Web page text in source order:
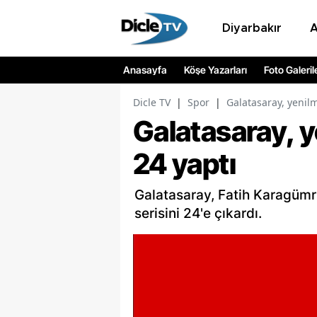
Diyarbakır
Anasayfa Köşe Yazarları Foto
Dicle TV | Spor | Galatasaray,
Galatasaray,
24 yaptı
Galatasaray, Fatih
serisini 24'e çıkardı.